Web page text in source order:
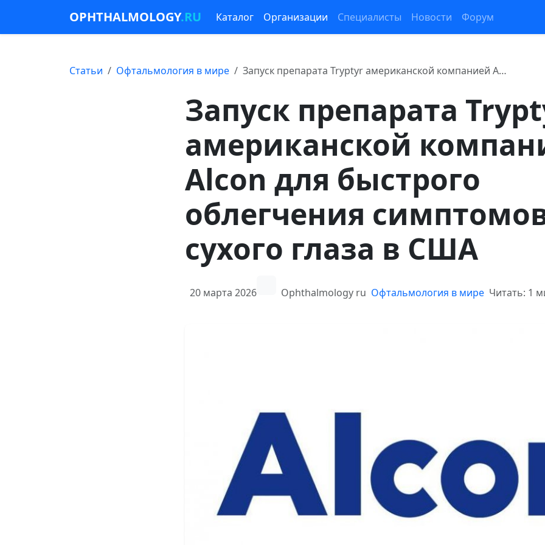
OPHTHALMOLOGY.RU Каталог Организации Специалисты Новости Форум
Статьи Офтальмология в мире Запуск препарата Tryptyr американской компанией A…
Запуск препарата
американской
Alcon для быстрого
облегчения
сухого глаза в США
20 марта 2026 Ophthalmology ru Офтальмология в мире Читать: 1